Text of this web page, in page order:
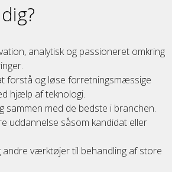
analytisk og passioneret omkring
forstå og løse forretningsmæssige
hjælp af teknologi.
sammen med de bedste i branchen.
uddannelse såsom kandidat eller
andre værktøjer til behandling af store